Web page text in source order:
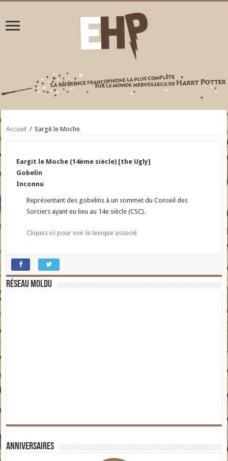
Accueil / Eargit le Moche
Eargit le Moche (14ème siècle) [the Ugly]
Gobelin
Inconnu
Représentant des gobelins à un sommet du Conseil des
Sorciers ayant eu lieu au 14e siècle (CSC).
Cliquez ici pour voir le lexique associé
Réseau moldu
Anniversaires